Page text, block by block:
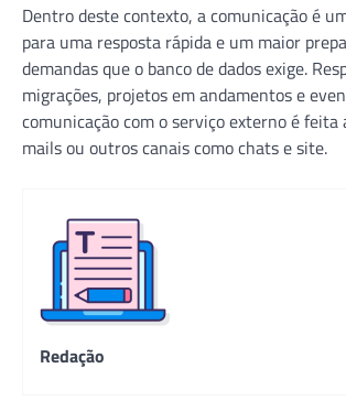
Dentro deste contexto, a comunicação é
para uma resposta rápida e um maior
demandas que o banco de dados exige.
migrações, projetos em andamentos e
comunicação com o serviço externo é feita
mails ou outros canais como chats e site.
Redação